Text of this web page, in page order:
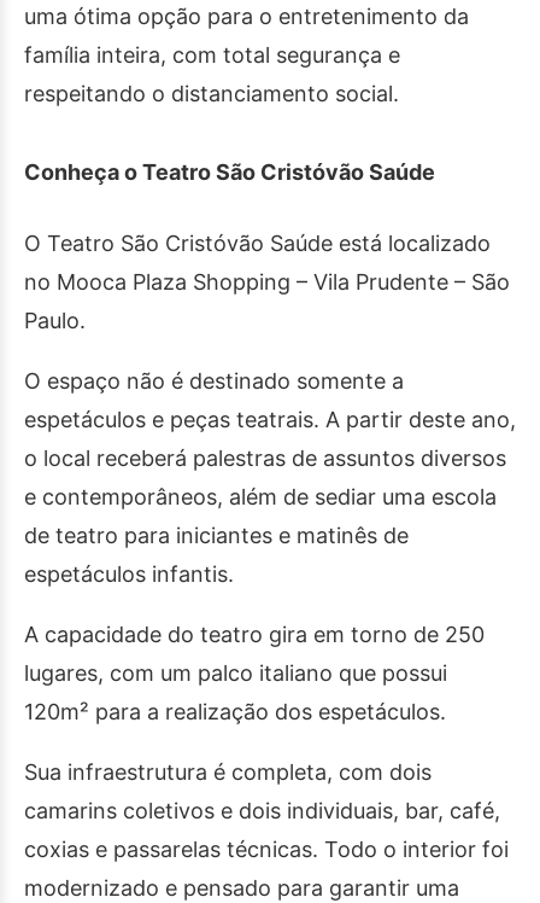
uma ótima opção para o entretenimento da
família inteira, com total segurança e
respeitando o distanciamento social.
Conheça o Teatro São Cristóvão Saúde
O Teatro São Cristóvão Saúde está localizado
no Mooca Plaza Shopping – Vila Prudente – São
Paulo.
O espaço não é destinado somente a
espetáculos e peças teatrais. A partir deste ano,
o local receberá palestras de assuntos diversos
e contemporâneos, além de sediar uma escola
de teatro para iniciantes e matinês de
espetáculos infantis.
A capacidade do teatro gira em torno de 250
lugares, com um palco italiano que possui
120m² para a realização dos espetáculos.
Sua infraestrutura é completa, com dois
camarins coletivos e dois individuais, bar, café,
coxias e passarelas técnicas. Todo o interior foi
modernizado e pensado para garantir uma